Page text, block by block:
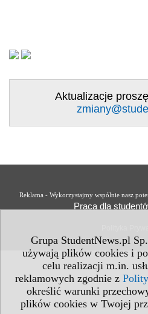
Grupa StudentNews.pl
używają plików cookies i
celu realizacji m.in.
reklamowych zgodnie z
określić warunki
plików cookies w Twojej
Aktualizacje
Reklama - Wykorzystajmy wspólnie nasz
Praca dla